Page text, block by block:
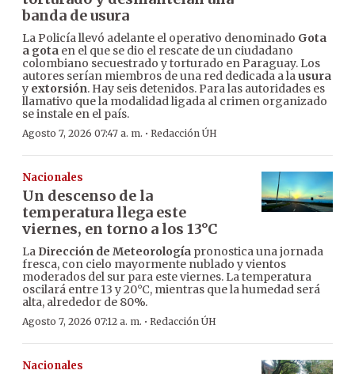
banda de usura
La Policía llevó adelante el operativo denominado Gota
a gota en el que se dio el rescate de un ciudadano
colombiano secuestrado y torturado en Paraguay. Los
autores serían miembros de una red dedicada a lausura
y extorsión. Hay seis detenidos. Para las autoridades es
llamativo que la modalidad ligada al crimen organizado
se instale en el país.
Agosto 7, 2026 07:47 a. m. · Redacción ÚH
Nacionales
Un descenso de la
temperatura llega este
viernes, en torno a los 13°C
La Dirección de Meteorología pronostica una jornada
fresca, con cielo mayormente nublado y vientos
moderados del sur para este viernes. La temperatura
oscilará entre 13 y 20°C, mientras que la humedad será
alta, alrededor de 80%.
Agosto 7, 2026 07:12 a. m. · Redacción ÚH
Nacionales